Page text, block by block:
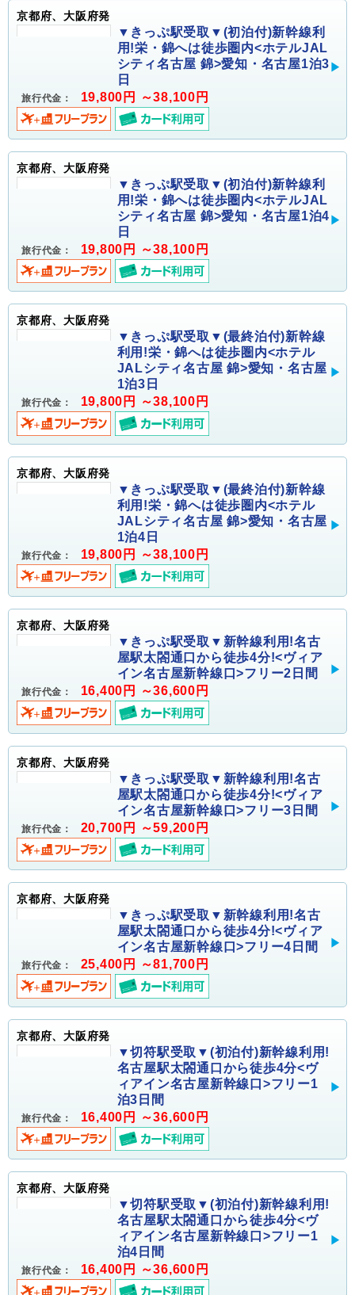
京都府、大阪府発
▼きっぷ駅受取▼(初泊付)新幹線利
用!栄・錦へは徒歩圏内<ホテルJAL
シティ名古屋 錦>愛知・名古屋1泊3
日
旅行代金： 19,800円 ～38,100円
京都府、大阪府発
▼きっぷ駅受取▼(初泊付)新幹線利
用!栄・錦へは徒歩圏内<ホテルJAL
シティ名古屋 錦>愛知・名古屋1泊4
日
旅行代金： 19,800円 ～38,100円
京都府、大阪府発
▼きっぷ駅受取▼(最終泊付)新幹線
利用!栄・錦へは徒歩圏内<ホテル
JALシティ名古屋 錦>愛知・名古屋
1泊3日
旅行代金： 19,800円 ～38,100円
京都府、大阪府発
▼きっぷ駅受取▼(最終泊付)新幹線
利用!栄・錦へは徒歩圏内<ホテル
JALシティ名古屋 錦>愛知・名古屋
1泊4日
旅行代金： 19,800円 ～38,100円
京都府、大阪府発
▼きっぷ駅受取▼新幹線利用!名古
屋駅太閤通口から徒歩4分!<ヴィア
イン名古屋新幹線口>フリー2日間
旅行代金： 16,400円 ～36,600円
京都府、大阪府発
▼きっぷ駅受取▼新幹線利用!名古
屋駅太閤通口から徒歩4分!<ヴィア
イン名古屋新幹線口>フリー3日間
旅行代金： 20,700円 ～59,200円
京都府、大阪府発
▼きっぷ駅受取▼新幹線利用!名古
屋駅太閤通口から徒歩4分!<ヴィア
イン名古屋新幹線口>フリー4日間
旅行代金： 25,400円 ～81,700円
京都府、大阪府発
▼切符駅受取▼(初泊付)新幹線利用!
名古屋駅太閤通口から徒歩4分<ヴ
ィアイン名古屋新幹線口>フリー1
泊3日間
旅行代金： 16,400円 ～36,600円
京都府、大阪府発
▼切符駅受取▼(初泊付)新幹線利用!
名古屋駅太閤通口から徒歩4分<ヴ
ィアイン名古屋新幹線口>フリー1
泊4日間
旅行代金： 16,400円 ～36,600円